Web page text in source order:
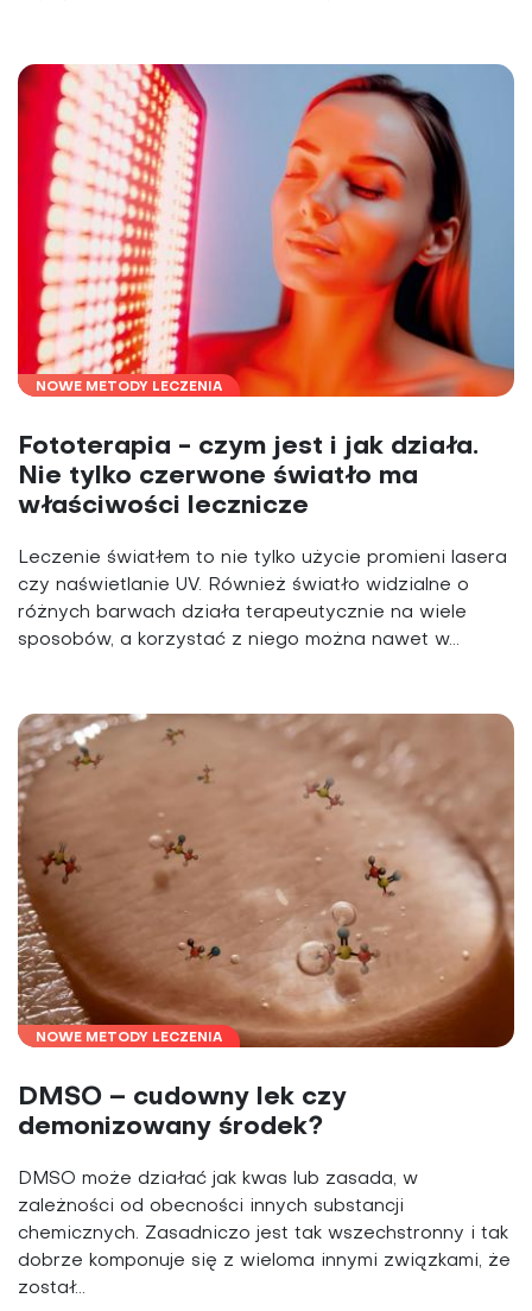
NOWE METODY LECZENIA
Fototerapia - czym jest i jak działa.
Nie tylko czerwone światło ma
właściwości lecznicze
Leczenie światłem to nie tylko użycie promieni lasera
czy naświetlanie UV. Również światło widzialne o
różnych barwach działa terapeutycznie na wiele
sposobów, a korzystać z niego można nawet w...
NOWE METODY LECZENIA
DMSO – cudowny lek czy
demonizowany środek?
DMSO może działać jak kwas lub zasada, w
zależności od obecności innych substancji
chemicznych. Zasadniczo jest tak wszechstronny i tak
dobrze komponuje się z wieloma innymi związkami, że
został...